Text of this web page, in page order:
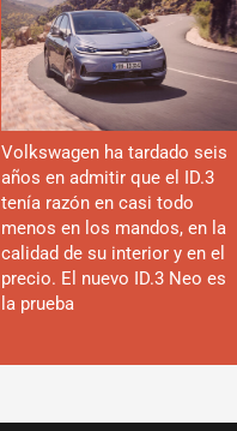
Volkswagen ha tardado seis
años en admitir que el ID.3
tenía razón en casi todo
menos en los mandos, en la
calidad de su interior y en el
precio. El nuevo ID.3 Neo es
la prueba